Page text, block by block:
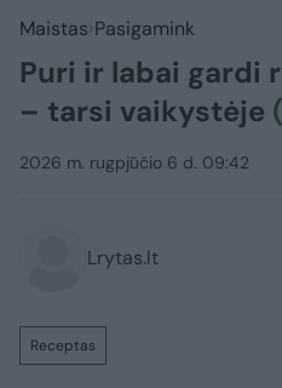
Maistas Pasigamink
Puri ir labai gardi
– tarsi vaikystėje
2026 m. rugpjūčio 6 d. 09:42
Lrytas.lt
Receptas